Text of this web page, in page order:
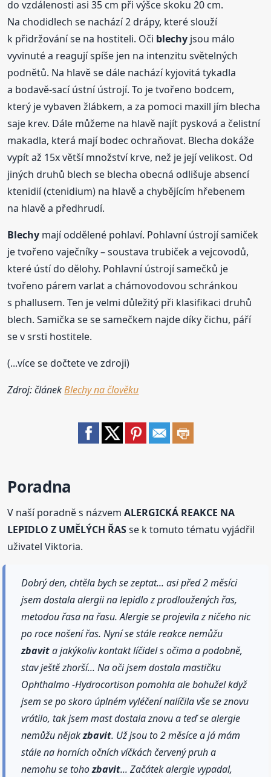
do vzdálenosti asi 35 cm při výšce skoku 20 cm.
Na chodidlech se nachází 2 drápy, které slouží
k přidržování se na hostiteli. Oči blechy jsou málo
vyvinuté a reagují spíše jen na intenzitu světelných
podnětů. Na hlavě se dále nachází kyjovitá tykadla
a bodavě-sací ústní ústrojí. To je tvořeno bodcem,
který je vybaven žlábkem, a za pomoci maxill jím blecha
saje krev. Dále můžeme na hlavě najít pysková a čelistní
makadla, která mají bodec ochraňovat. Blecha dokáže
vypít až 15x větší množství krve, než je její velikost. Od
jiných druhů blech se blecha obecná odlišuje absencí
ktenidií (ctenidium) na hlavě a chybějícím hřebenem
na hlavě a předhrudí.
Blechy mají oddělené pohlaví. Pohlavní ústrojí samiček
je tvořeno vaječníky – soustava trubiček a vejcovodů,
které ústí do dělohy. Pohlavní ústrojí samečků je
tvořeno párem varlat a chámovodovou schránkou
s phallusem. Ten je velmi důležitý při klasifikaci druhů
blech. Samička se se samečkem najde díky čichu, páří
se v srsti hostitele.
(...více se dočtete ve zdroji)
Zdroj: článekBlechy na člověku
Poradna
V naší poradně s názvemALERGICKÁ REAKCE NA
LEPIDLO Z UMĚLÝCH ŘASse k tomuto tématu vyjádřil
uživatel Viktoria.
Dobrý den, chtěla bych se zeptat... asi před 2 měsíci
jsem dostala alergii na lepidlo z prodloužených řas,
metodou řasa na řasu. Alergie se projevila z ničeho nic
po roce nošení řas. Nyní se stále reakce nemůžu
zbavita jakýkoliv kontakt líčidel s očima a podobně,
stav ještě zhorší... Na oči jsem dostala mastičku
Ophthalmo -Hydrocortison pomohla ale bohužel když
jsem se po skoro úplném vyléčení nalíčila vše se znovu
vrátilo, tak jsem mast dostala znovu a teď se alergie
nemůžu nějakzbavit. Už jsou to 2 měsíce a já mám
stále na horních očních víčkách červený pruh a
nemohu se tohozbavit... Začátek alergie vypadal,